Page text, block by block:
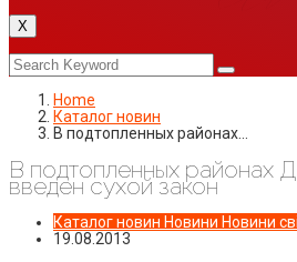
X
Home
Каталог новин
В подтопленных районах…
В подтопленных районах
введен сухой закон
Каталог новин Новини Новини
19.08.2013